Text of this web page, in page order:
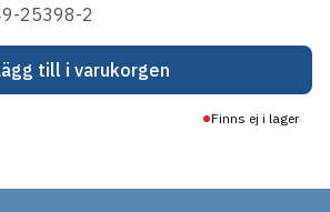
25398-2
till i varukorgen
Finns ej i lager